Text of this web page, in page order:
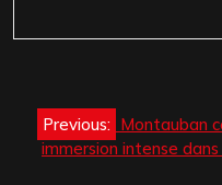
Navigation
de
Previous: Montauban
immersion intense